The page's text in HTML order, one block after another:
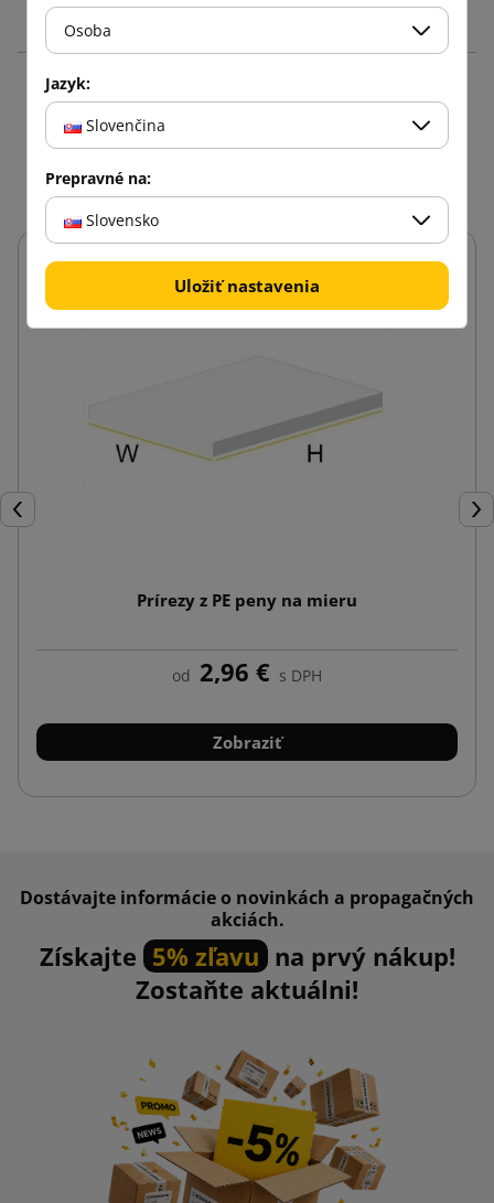
Produkty v rovnakej
kategórii: 3
Späť
Prírezy z PE peny na mieru
od 2,96 € s DPH
Zobraziť
Dostávajte informácie o novinkách a propagačných
akciách.
Získajte 5% zľavu na prvý nákup!
Zostaňte aktuálni!
Osoba
Jazyk:
Slovenčina
Prepravné na:
Slovensko
Uložiť nastavenia